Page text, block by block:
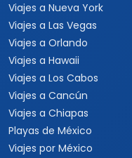
Viajes a Nueva York
Viajes a Las Vegas
Viajes a Orlando
Viajes a Hawaii
Viajes a Los Cabos
Viajes a Cancún
Viajes a Chiapas
Playas de México
Viajes por México